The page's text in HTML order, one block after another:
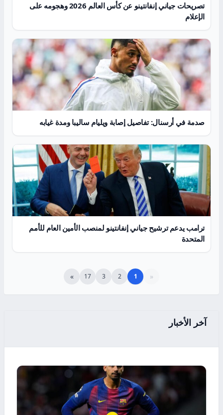
تصريحات جياني إنفانتينو عن كأس العالم 2026 وهجومه على
الإعلام
صدمة في أرسنال: تفاصيل إصابة ويليام ساليبا ومدة غيابه
ترامب يدعم ترشيح جياني إنفانتينو لمنصب الأمين العام للأمم
المتحدة
«
1
2
3
17
»
آخر الأخبار